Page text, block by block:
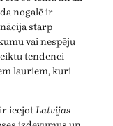
nogalē ir
starp
vai nespēju
tendenci
lauriem, kuri
ieejotLatvijas